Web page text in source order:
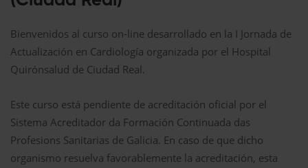
Bienvenidos al curso on-line desarrollado en la I Jornada de
Actualización en Cardiología organizada por el Hospital
Quirónsalud de Ciudad Real.
Este curso está pendiente de acreditación oficial por el
Sistema Acreditador da Formación Continuada das
Profesions Sanitarias de Galicia. En caso de que dicho
organismo resuelva favorablemente la acreditación, esta